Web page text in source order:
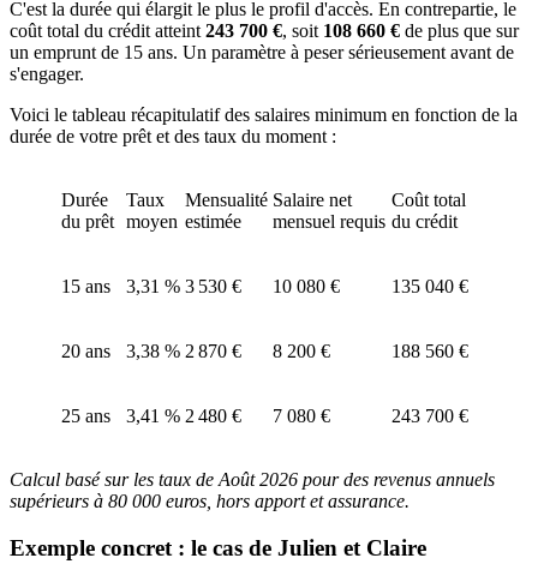
C'est la durée qui élargit le plus le profil d'accès. En contrepartie, le
coût total du crédit atteint 243 700 €, soit 108 660 € de plus que sur
un emprunt de 15 ans. Un paramètre à peser sérieusement avant de
s'engager.
Voici le tableau récapitulatif des salaires minimum en fonction de la
durée de votre prêt et des taux du moment :
Durée
du prêt
Taux
moyen
Mensualité
estimée
Salaire net
mensuel requis
Coût total
du crédit
15 ans 3,31 % 3 530 € 10 080 € 135 040 €
20 ans 3,38 % 2 870 € 8 200 € 188 560 €
25 ans 3,41 % 2 480 € 7 080 € 243 700 €
Calcul basé sur les taux de Août 2026 pour des revenus annuels
supérieurs à 80 000 euros, hors apport et assurance.
Exemple concret : le cas de Julien et Claire